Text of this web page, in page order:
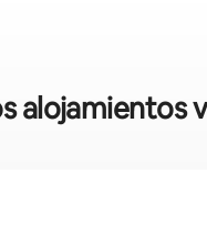
alojamientos